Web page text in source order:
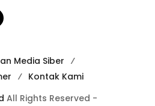
Media Siber
Kontak Kami
All Rights Reserved -